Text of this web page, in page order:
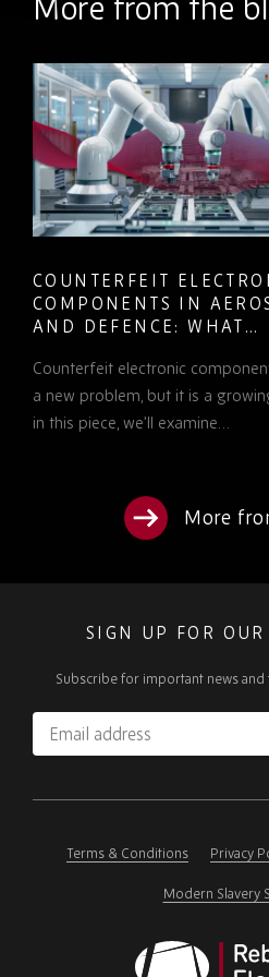
COUNTERFEIT
COMPONENTS IN
AND DEFENCE: WHAT
TO KNOW
Counterfeit electronic
a new problem, but it is a
in this piece, we’ll examine…
More
SIGN UP FOR OUR
Subscribe for important news
Email
address
ignore
Terms & Conditions Privacy
Modern Slavery